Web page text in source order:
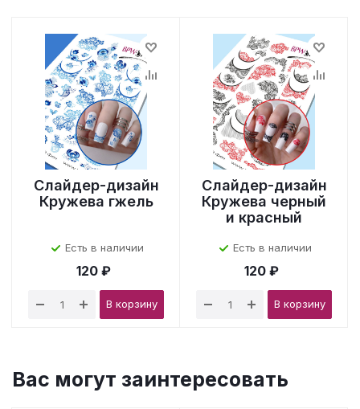
Слайдер-дизайн
Кружева гжель
Есть в наличии
120 ₽
В корзину
Слайдер-дизайн
Кружева черный
и красный
Есть в наличии
120 ₽
В корзину
Вас могут заинтересовать